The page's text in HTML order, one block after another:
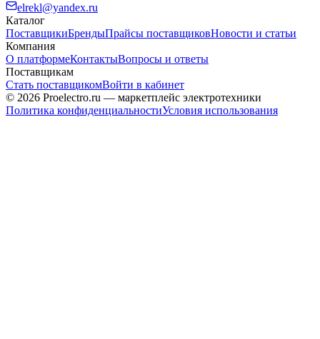
elrekl@yandex.ru
Каталог
ПоставщикиБрендыПрайсы поставщиковНовости и статьи
Компания
О платформеКонтактыВопросы и ответы
Поставщикам
Стать поставщикомВойти в кабинет
© 2026 Proelectro.ru — маркетплейс электротехники
Политика конфиденциальностиУсловия использования